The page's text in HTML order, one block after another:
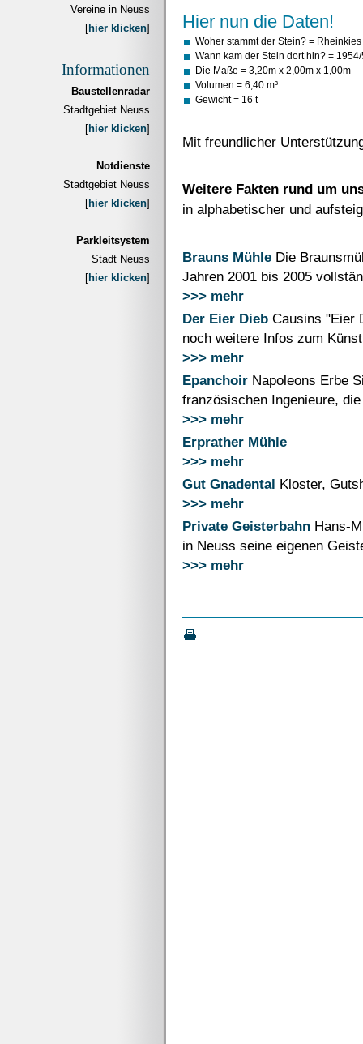
Vereine in Neuss
[hier klicken]
Informationen
Baustellenradar
Stadtgebiet Neuss
[hier klicken]
Notdienste
Stadtgebiet Neuss
[hier klicken]
Parkleitsystem
Stadt Neuss
[hier klicken]
Hier nun die Daten!
Woher stammt der Stein? = Rheinkies
Wann kam der Stein dort hin? =
Die Maße = 3,20m x 2,00m x 1,00m
Volumen = 6,40 m³
Gewicht = 16 t
Mit freundlicher
Weitere Fakten rund um
in alphabetischer und
Brauns Mühle Die
Jahren 2001 bis 2005
>>> mehr
Der Eier Dieb Causins "Eier
noch weitere Infos zum
>>> mehr
Epanchoir Napoleons Erbe
französischen Ingenieure,
>>> mehr
Erprather Mühle
>>> mehr
Gut Gnadental Kloster,
>>> mehr
Private Geisterbahn Hans-
in Neuss seine eigenen
>>> mehr